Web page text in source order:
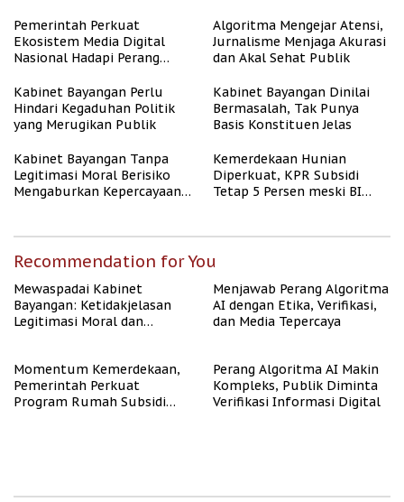
Berpenghasilan Rendah
Pemerintah Perkuat
Ekosistem Media Digital
Nasional Hadapi Perang
Algoritma Mengejar Atensi,
Jurnalisme Menjaga Akurasi
dan Akal Sehat Publik
Kabinet Bayangan Perlu
Hindari Kegaduhan Politik
yang Merugikan Publik
Kabinet Bayangan Dinilai
Bermasalah, Tak Punya
Basis Konstituen Jelas
Kabinet Bayangan Tanpa
Legitimasi Moral Berisiko
Mengaburkan Kepercayaan
Kemerdekaan Hunian
Diperkuat, KPR Subsidi
Tetap 5 Persen meski BI
Recommendation for You
Mewaspadai Kabinet
Bayangan: Ketidakjelasan
Legitimasi Moral dan
Menjawab Perang Algoritma
AI dengan Etika, Verifikasi,
dan Media Tepercaya
Momentum Kemerdekaan,
Pemerintah Perkuat
Program Rumah Subsidi
Perang Algoritma AI Makin
Kompleks, Publik Diminta
Verifikasi Informasi Digital